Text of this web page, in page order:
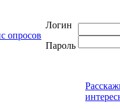
Логин
Пароль